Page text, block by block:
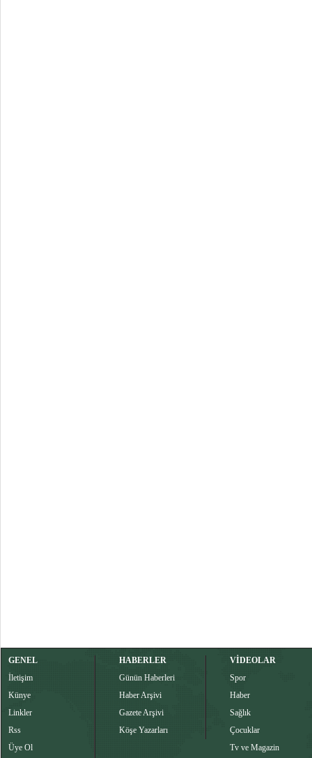
GENEL
İletişim
Künye
Linkler
Rss
Üye Ol
HABERLER
Günün Haberleri
Haber Arşivi
Gazete Arşivi
Köşe Yazarları
VİDEOLAR
Spor
Haber
Sağlık
Çocuklar
Tv ve Magazin